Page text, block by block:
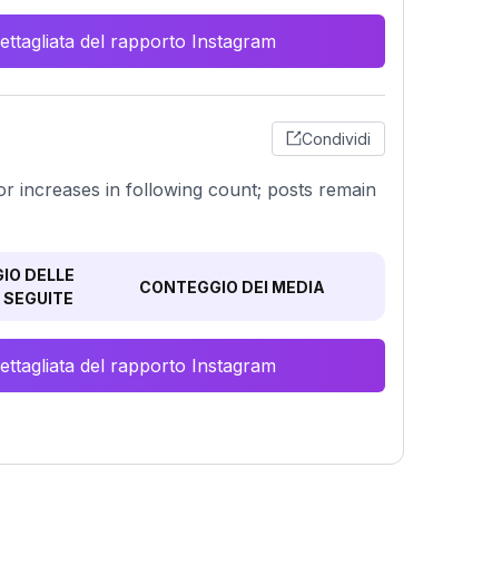
del rapporto Instagram
Condividi
increases in following count; posts remain
DELLE
CONTEGGIO DEI MEDIA
del rapporto Instagram